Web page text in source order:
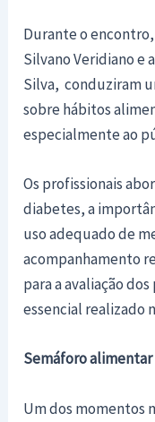
Durante o
Silvano Veridiano e
Silva, conduziram
sobre hábitos
especialmente ao
Os profissionais
diabetes, a
uso adequado de
acompanhamento
para a avaliação
essencial realizado
Semáforo alimentar
Um dos momentos